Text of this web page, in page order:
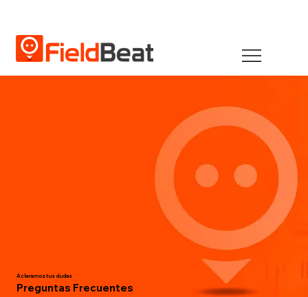
Aclaramos tus dudas
Preguntas Frecuentes